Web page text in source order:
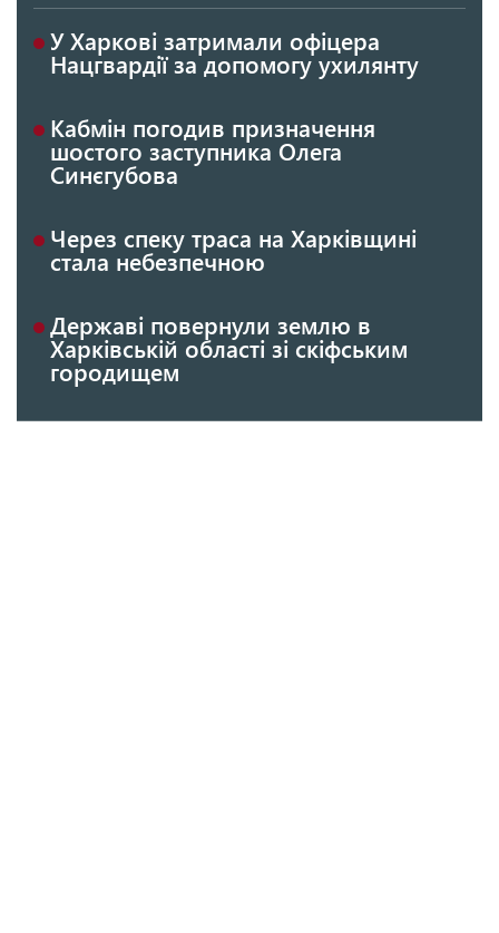
У Харкові затримали офіцера
Нацгвардії за допомогу ухилянту
Кабмін погодив призначення
шостого заступника Олега
Синєгубова
Через спеку траса на Харківщині
стала небезпечною
Державі повернули землю в
Харківській області зі скіфським
городищем